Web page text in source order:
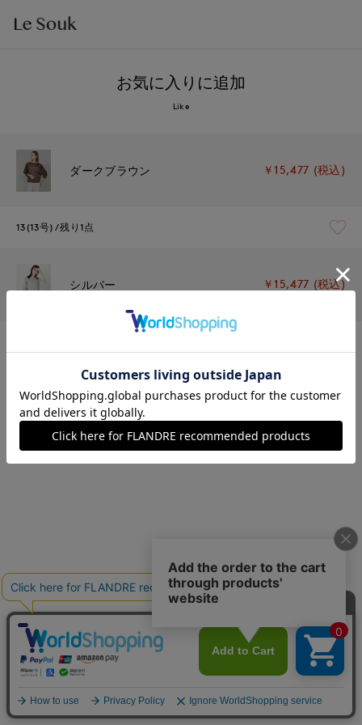
お気に入りに追加
Like
ダークブラウン ￥15,477 (税込)
13(13号) 残り1点
シルバー ￥15,477 (税込)